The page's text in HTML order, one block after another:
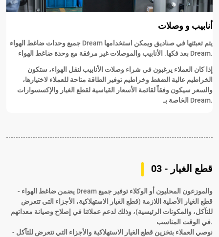
أنابيب و وصلات
جميع وحدات ضاغط الهواء Dream يتم تعبئتها في صناديق ويمكن استخدامها
بعد فكها. الأنابيب والموصلات غير مرفقة مع وحدة ضاغط الهواء Dream.
إذا كان العملاء يرغبون في شراء وصلات الأنابيب لنقل الهواء، ستكون
الخراطيم عالية الضغط وخراطيم توفير الطاقة متاحة للعملاء لاختيارها،
والسعر سيكون وفقاً لقائمة الأسعار القياسية لقطع الغيار والإكسسوارات
الخاصة بـ Dream.
03 - قطع الغيار
- يضمن ضاغط الهواء Dream والموزعون المحليون أو الوكلاء توفير جميع
قطع الغيار الأصلية اللازمة (قطع الغيار الاستهلاكية، الأجزاء التي تتعرض
للتآكل، والمكونات الرئيسية)، وذلك لدعم عملائنا في إصلاح وصيانة معداتهم
في الوقت المناسب.
- نوصي العملاء بتخزين قطع الغيار الاستهلاكية والأجزاء التي تتعرض للتآكل